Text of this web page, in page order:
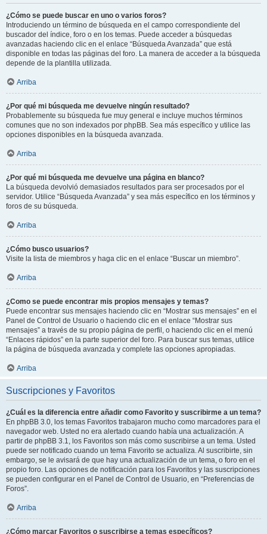
¿Cómo se puede buscar en uno o varios foros?
Introduciendo un término de búsqueda en el campo correspondiente del
buscador del índice, foro o en los temas. Puede acceder a búsquedas
avanzadas haciendo clic en el enlace “Búsqueda Avanzada” que está
disponible en todas las páginas del foro. La manera de acceder a la búsqueda
depende de la plantilla utilizada.
Arriba
¿Por qué mi búsqueda me devuelve ningún resultado?
Probablemente su búsqueda fue muy general e incluye muchos términos
comunes que no son indexados por phpBB. Sea más específico y utilice las
opciones disponibles en la búsqueda avanzada.
Arriba
¿Por qué mi búsqueda me devuelve una página en blanco?
La búsqueda devolvió demasiados resultados para ser procesados por el
servidor. Utilice “Búsqueda Avanzada” y sea más específico en los términos y
foros de su búsqueda.
Arriba
¿Cómo busco usuarios?
Visite la lista de miembros y haga clic en el enlace “Buscar un miembro”.
Arriba
¿Como se puede encontrar mis propios mensajes y temas?
Puede encontrar sus mensajes haciendo clic en “Mostrar sus mensajes” en el
Panel de Control de Usuario o haciendo clic en el enlace “Mostrar sus
mensajes” a través de su propio página de perfil, o haciendo clic en el menú
“Enlaces rápidos” en la parte superior del foro. Para buscar sus temas, utilice
la página de búsqueda avanzada y complete las opciones apropiadas.
Arriba
Suscripciones y Favoritos
¿Cuál es la diferencia entre añadir como Favorito y suscribirme a un tema?
En phpBB 3.0, los temas Favoritos trabajaron mucho como marcadores para el
navegador web. Usted no era alertado cuando había una actualización. A
partir de phpBB 3.1, los Favoritos son más como suscribirse a un tema. Usted
puede ser notificado cuando un tema Favorito se actualiza. Al suscribirte, sin
embargo, se le avisará de que hay una actualización de un tema, o foro en el
propio foro. Las opciones de notificación para los Favoritos y las suscripciones
se pueden configurar en el Panel de Control de Usuario, en “Preferencias de
Foros”.
Arriba
¿Cómo marcar Favoritos o suscribirse a temas específicos?